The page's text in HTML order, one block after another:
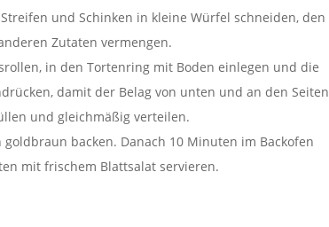
und Schinken in kleine Würfel schneiden, den
Zutaten vermengen.
in den Tortenring mit Boden einlegen und die
damit der Belag von unten und an den Seiten
und gleichmäßig verteilen.
backen. Danach 10 Minuten im Backofen
mit frischem Blattsalat servieren.